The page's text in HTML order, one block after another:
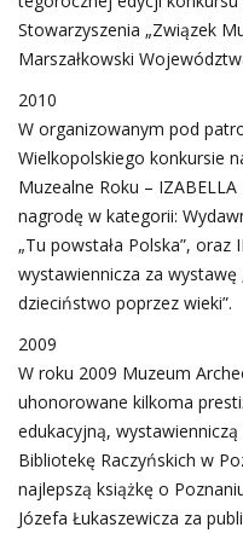
Stowarzyszenia „Związek
Marszałkowski
2010
W organizowanym pod
Wielkopolskiego konkursie
Muzealne Roku –
nagrodę w kategorii:
„Tu powstała Polska”,
wystawiennicza za wystawę
dzieciństwo poprzez wieki”.
2009
W roku 2009 Muzeum
uhonorowane kilkoma
edukacyjną,
Bibliotekę Raczyńskich w
najlepszą książkę o
Józefa Łukaszewicza za